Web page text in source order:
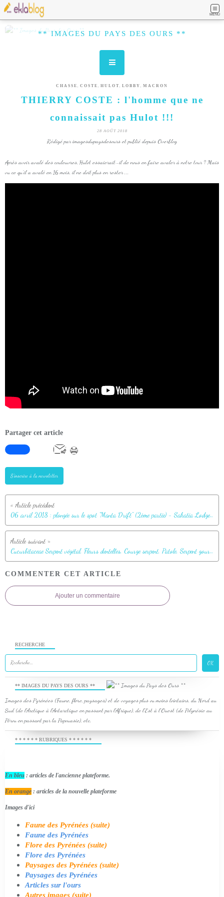
MENU
** IMAGES DU PAYS DES OURS **
CHASSE , COSTE , HULOT, LOBBY , MACRON
THIERRY COSTE : l'homme que ne
connaissait pas Hulot !!!
28 AOÛT 2018
Rédigé par imagesdupaysdesours et publié depuis Overblog
Après avoir avalé des couleuvres, Hulot essaierait-il de nous en faire avaler à notre tour ? Mais
vu ce qu'il a avalé en 16 mois, il ne doit plus en rester ...
Partager cet article
S'inscrire à la newsletter
06 avril 2018 : plongée sur le spot "Manta Drift" (2ème partie) - Sakatia Lodge - Nosy Sakatia - Madagascar
Cucurbitaceae Serpent végétal, Fleurs dentelles, Courge serpent, Patole, Serpent gourde (Trichosanthes cucumerina) - Antanabe - Nosy Sakatia - Madagascar
COMMENTER CET ARTICLE
Ajouter un commentaire
RECHERCHE
** IMAGES DU PAYS DES OURS **
Images des Pyrénées (Faune, flore, paysages) et de voyages plus ou moins lointains, du Nord au
Sud (de l'Arctique à l'Antarctique en passant par l'Afrique), de l'Est à l'Ouest (de Polynésie au
Pérou en passant par la Papouasie), etc.
* * * * * * RUBRIQUES * * * * * *
En bleu : articles de l'ancienne plateforme.
En orange : articles de la nouvelle plateforme
Images d'ici
Faune des Pyrénées (suite)
Faune des Pyrénées
Flore des Pyrénées (suite)
Flore des Pyrénées
Paysages des Pyrénées (suite)
Paysages des Pyrénées
Articles sur l'ours
Autres images (suite)